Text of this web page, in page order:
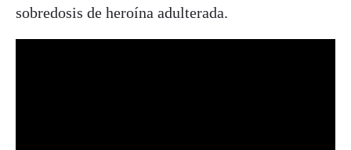
sobredosis de heroína adulterada.